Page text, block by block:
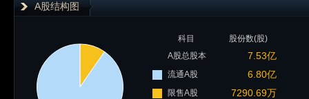
A股结构图
科目
股份数(股)
A股总股本
7.53亿
流通A股 6.80亿
限售A股 7290.69万